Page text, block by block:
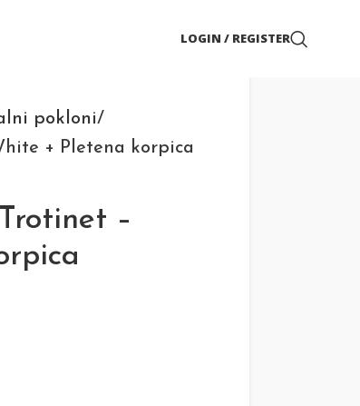
LOGIN / REGISTER
pokloni
+ Pletena korpica
–